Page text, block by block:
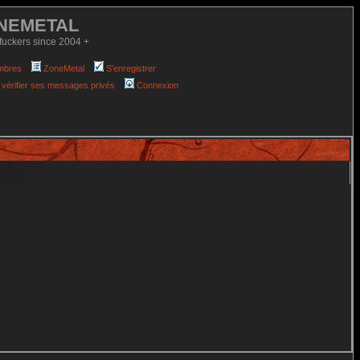
since 2004 +
ZoneMetal
S'enregistrer
ses messages privés Connexion